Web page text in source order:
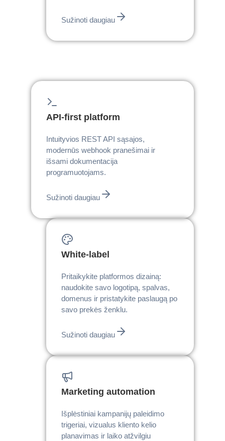
Sužinoti daugiau
API-first platform
Intuityvios REST API sąsajos,
modernūs webhook pranešimai ir
išsami dokumentacija
programuotojams.
Sužinoti daugiau
White-label
Pritaikykite platformos dizainą:
naudokite savo logotipą, spalvas,
domenus ir pristatykite paslaugą po
savo prekės ženklu.
Sužinoti daugiau
Marketing automation
Išplėstiniai kampanijų paleidimo
trigeriai, vizualus kliento kelio
planavimas ir laiko atžvilgiu